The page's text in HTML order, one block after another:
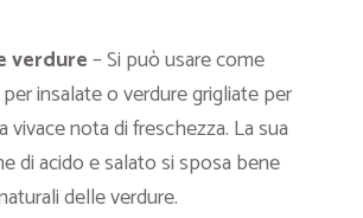
verdure– Si può usare come
insalate o verdure grigliate per
vivace nota di freschezza. La sua
di acido e salato si sposa bene
delle verdure.